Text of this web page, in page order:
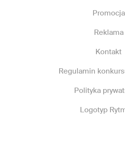
Promocja
Reklama
Kontakt
Regulamin
Polityka
Logotyp